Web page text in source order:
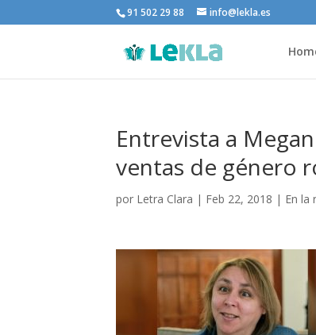
91 502 29 88 info@lekla.es
Entrevista a
ventas de género
por Letra Clara | Feb 22, 2018 | En la